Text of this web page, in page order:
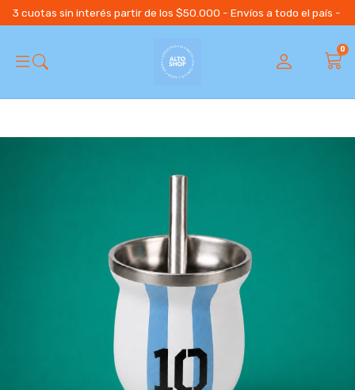
3 cuotas sin interés partir de los $50.000 - Envíos a todo el país -
0